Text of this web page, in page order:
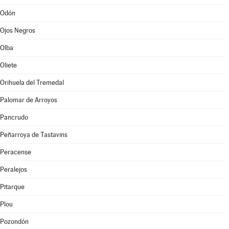
Odón
Ojos Negros
Olba
Oliete
Orihuela del Tremedal
Palomar de Arroyos
Pancrudo
Peñarroya de Tastavins
Peracense
Peralejos
Pitarque
Plou
Pozondón